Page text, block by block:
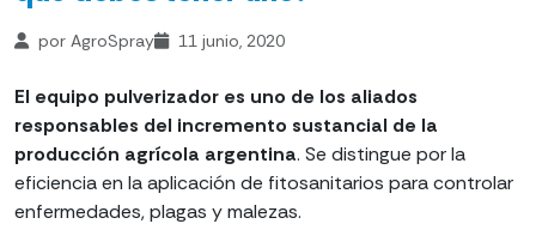
por AgroSpray 11 junio, 2020
El equipo pulverizador es uno de los aliados
responsables del incremento sustancial de la
producción agrícola argentina. Se distingue por la
eficiencia en la aplicación de fitosanitarios para controlar
enfermedades, plagas y malezas.